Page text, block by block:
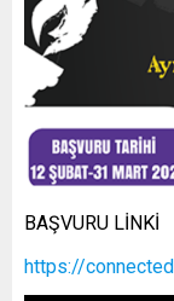
BAŞVURU LİNKİ
https://